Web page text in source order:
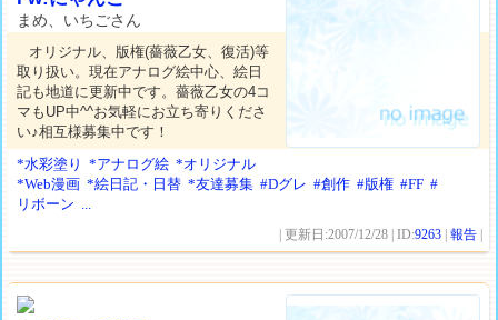
まめ、いちごさん
オリジナル、版権(薔薇乙女、復活)等
取り扱い。現在アナログ絵中心、絵日
記も地道に更新中です。薔薇乙女の4コ
マもUP中^^お気軽にお立ち寄りくださ
い♪相互様募集中です！
*水彩塗り
*アナログ絵 *オリジナル
*Web漫画 *絵日記・日替 *友達募集 #Dグレ #創作 #版権 #FF #
リボーン ...
| 更新日:2007/12/28 | ID:9263 |報告